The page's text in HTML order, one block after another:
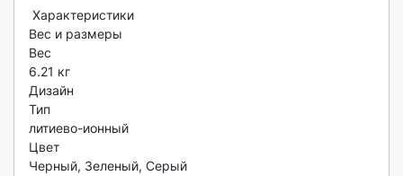
Вес и размеры
Вес
6.21 кг
Дизайн
Тип
литиево-ионный
Цвет
Черный, Зеленый, Серый